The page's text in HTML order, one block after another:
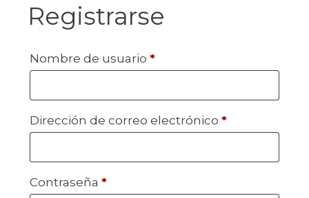
Registrarse
Nombre de usuario *
Dirección de correo electrónico *
Contraseña *